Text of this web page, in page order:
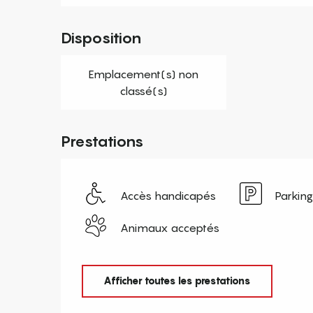
Disposition
Emplacement(s) non
classé(s)
Prestations
Accès handicapés Parking
Animaux acceptés
Afficher toutes les prestations